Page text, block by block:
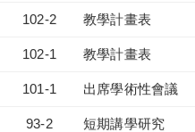
102-2 教學計畫表
102-1 教學計畫表
101-1 出席學術性會議
93-2 短期講學研究